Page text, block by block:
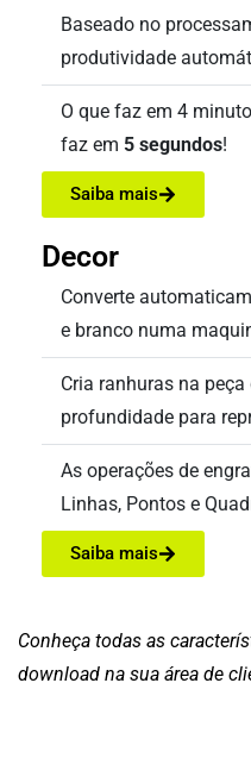
Baseado no
produtividade
O que faz em 4
faz em 5 segundos!
Saiba mais
Decor
Converte
e branco numa
Cria ranhuras na
profundidade para
As operações de
Linhas, Pontos e
Saiba mais
Conheça todas as
download na sua área de